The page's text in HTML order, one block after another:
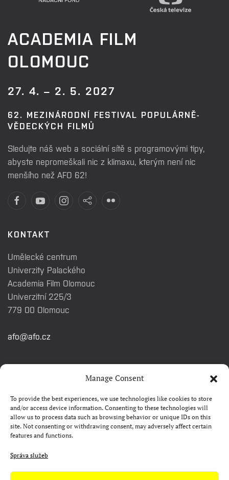
Manage Consent
To provide the best experiences, we use technologies like cookies to store
and/or access device information. Consenting to these technologies will
allow us to process data such as browsing behavior or unique IDs on this
site. Not consenting or withdrawing consent, may adversely affect certain
features and functions.
Správa služeb
ACADEMIA FILM
OLOMOUC
27. 4. – 2. 5. 2027
62. MEZINÁRODNÍ FESTIVAL POPULÁRNĚ-
VĚDECKÝCH FILMŮ
Sledujte náš web a sociální sítě s programovými tipy,
abyste nepromeškali nic z klimaxu, kterým není nic
menšího než AFO 62!
KONTAKT
Umělecké centrum
Univerzity Palackého
Academia Film Olomouc
Univerzitní 225/3
779 00 Olomouc
afo@afo.cz
RYCHLÉ ODKAZY
Watch&Know
Kontakty
FAQ
Camp 4Science
Materiály pro média